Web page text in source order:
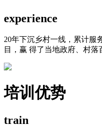
experience
20年下沉乡村一线，累计服
目，赢 得了当地政府、村落
培训优势
train